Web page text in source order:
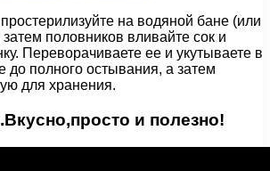
на водяной бане (или
половников вливайте сок и
Переворачиваете ее и укутываете в
до полного остывания, а затем
для хранения.
и полезно!